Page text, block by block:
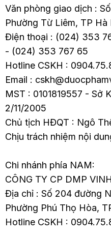
Văn phòng giao dịch :
Phường Từ Liêm, TP Hà
Điện thoại : (024) 353
- (024) 353 767 65
Hotline CSKH :
Email :
MST : 0101819557 - Sở
2/11/2005
Chủ tịch HĐQT : Ngô
Chịu trách nhiệm nội
Chi nhánh phía NAM:
CÔNG TY CP DMP
Địa chỉ : Số 204 đường
Phường Phú Thọ Hòa,
Hotline CSKH :